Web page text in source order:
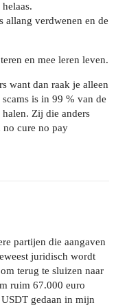
allang verdwenen en de
en mee leren leven.
want dan raak je alleen
is in 99 % van de
Zij die anders
no cure no pay
partijen die aangaven
juridisch wordt
terug te sluizen naar
ruim 67.000 euro
gedaan in mijn